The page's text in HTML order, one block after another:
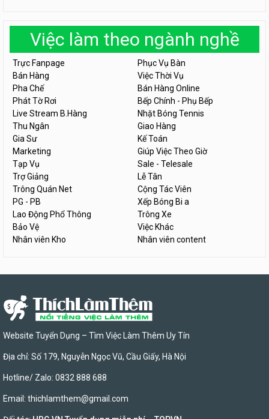
Việc làm theo ngành nghề
Trực Fanpage
Phục Vụ Bàn
Bán Hàng
Việc Thời Vụ
Pha Chế
Bán Hàng Online
Phát Tờ Rơi
Bếp Chính - Phụ Bếp
Live Stream B.Hàng
Nhặt Bóng Tennis
Thu Ngân
Giao Hàng
Gia Sư
Kế Toán
Marketing
Giúp Việc Theo Giờ
Tạp Vụ
Sale - Telesale
Trợ Giảng
Lễ Tân
Trông Quán Net
Cộng Tác Viên
PG - PB
Xếp Bóng Bi a
Lao Động Phổ Thông
Trông Xe
Bảo Vệ
Việc Khác
Nhân viên Kho
Nhân viên content
Website Tuyển Dụng – Tìm Việc Làm Thêm Uy Tín
Địa chỉ: Số 179, Nguyễn Ngọc Vũ, Cầu Giấy, Hà Nội
Hotline/ Zalo: 0832 888 688
Email: thichlamthem@gmail.com